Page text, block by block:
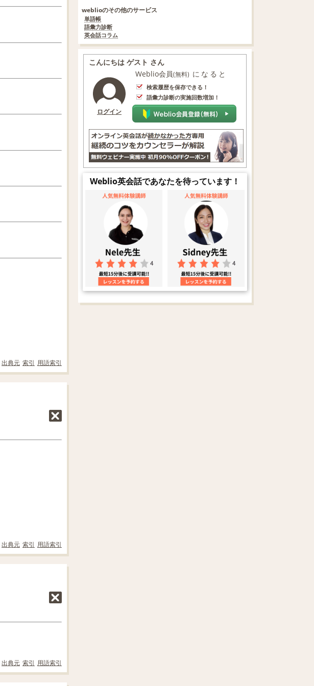
出典元 索引 用語索引
出典元 索引 用語索引
出典元 索引 用語索引
weblioのその他のサービス
単語帳
語彙力診断
英会話コラム
こんにちは ゲスト さん
ログイン
Weblio会員(無料) になると
検索履歴を保存できる！
語彙力診断の実施回数増加！
Weblio英会話であなたを待っています！